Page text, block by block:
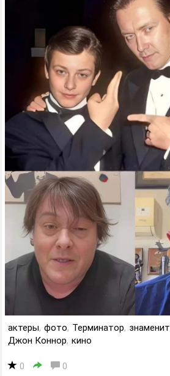
актеры, фото, Терминатор,
Джон Коннор, кино
0 0